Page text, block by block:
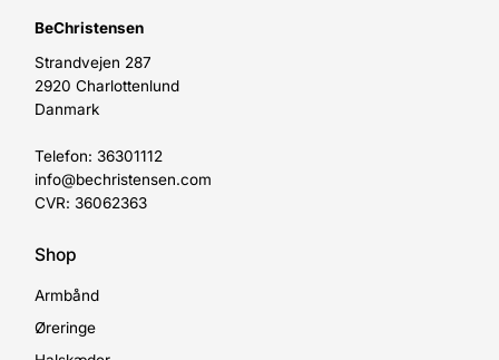
BeChristensen
Strandvejen 287
2920 Charlottenlund
Danmark
Telefon: 36301112
info@bechristensen.com
CVR: 36062363
Shop
Armbånd
Øreringe